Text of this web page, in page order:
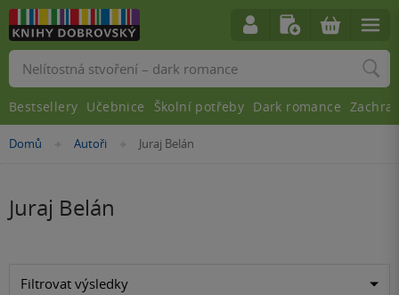
Nacházíte
Domů »Autoři »Juraj Belán
Juraj Belán
Filtrovat výsledky
Vyhledávání
Bestsellery Učebnice Školní potřeby Dark romance